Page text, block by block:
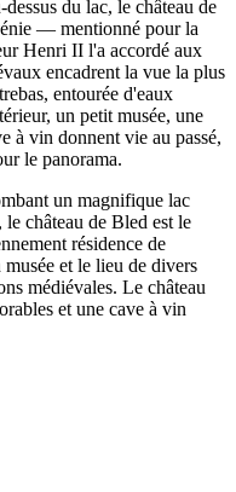
du lac, le château de
— mentionné pour la
Henri II l'a accordé aux
encadrent la vue la plus
entourée d'eaux
un petit musée, une
à vin donnent vie au passé,
le panorama.
un magnifique lac
château de Bled est le
résidence de
et le lieu de divers
médiévales. Le château
et une cave à vin